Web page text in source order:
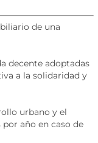
de una
decente adoptadas
a la solidaridad y
urbano y el
por año en caso de